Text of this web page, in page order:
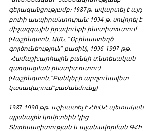
գերազանցությամբ։ 1987թ. ավարտել է այդ
բուհի ասպիրանտուրան: 1994 թ. սովորել է
միջազգային իրավունքի ինստիտուտում
(Վաշինգտոն, ԱՄՆ, "Օրինաստեղծ
գործունեություն" բաժին), 1996-1997 թթ.
-Համաշխարհային բանկի տնտեսական
զարգացման ինստիտուտում
(Վաշինգտոն,"Բանկերի արդյունավետ
կառավարում"բաժանմունք):
1987-1990 թթ. աշխատել է ՀԽՍՀ պետական
պլանային կոմիտեին կից
Տնտեսագիտության և պլանավորման ԳՀԻ